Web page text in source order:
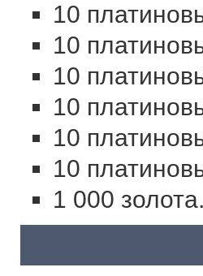
10
10
10
10
10
10
1 000 золота.